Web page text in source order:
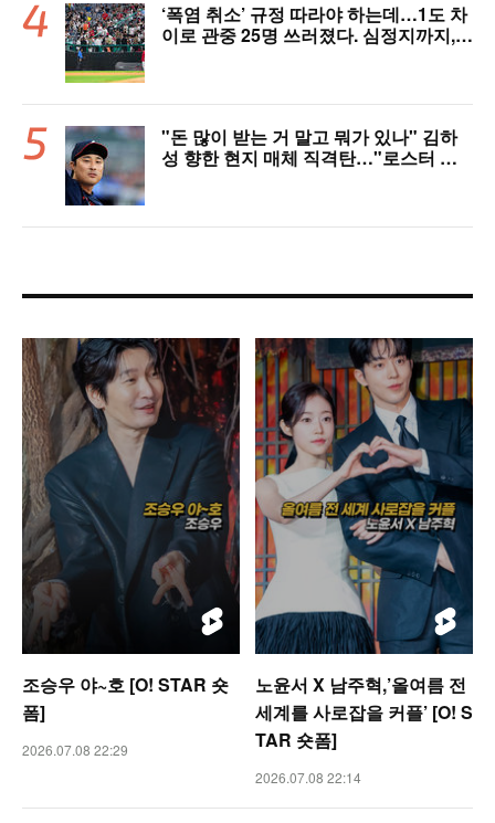
‘폭염 취소’ 규정 따라야 하는데…1도 차
이로 관중 25명 쓰러졌다. 심정지까지,
"돈 많이 받는 거 말고 뭐가 있나" 김하
성 향한 현지 매체 직격탄…"로스터 한
조승우 야~호 [O! STAR 숏
폼]
2026.07.08 22:29
노윤서 X 남주혁,’올여름 전
세계를 사로잡을 커플’ [O! S
TAR 숏폼]
2026.07.08 22:14